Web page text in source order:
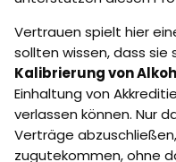
Vertrauen spielt hier
sollten wissen, dass sie
Kalibrierung von
Einhaltung von
verlassen können. Nur
Verträge
zugutekommen, ohne